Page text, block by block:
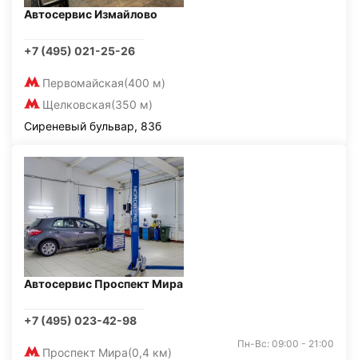
Автосервис Измайлово
+7 (495) 021-25-26
Первомайская(400 м)
Щелковская(350 м)
Сиреневый бульвар, 83б
Автосервис Проспект Мира
+7 (495) 023-42-98
Проспект Мира(0,4 км)
Пн-Вс: 09:00 - 21:00